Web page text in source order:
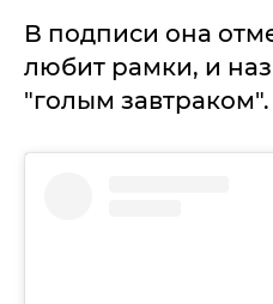
В подписи она
любит рамки, и
"голым завтраком".